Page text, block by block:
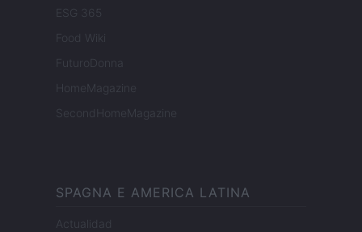
ESG 365
Food Wiki
FuturoDonna
HomeMagazine
SecondHomeMagazine
SPAGNA E AMERICA LATINA
Actualidad